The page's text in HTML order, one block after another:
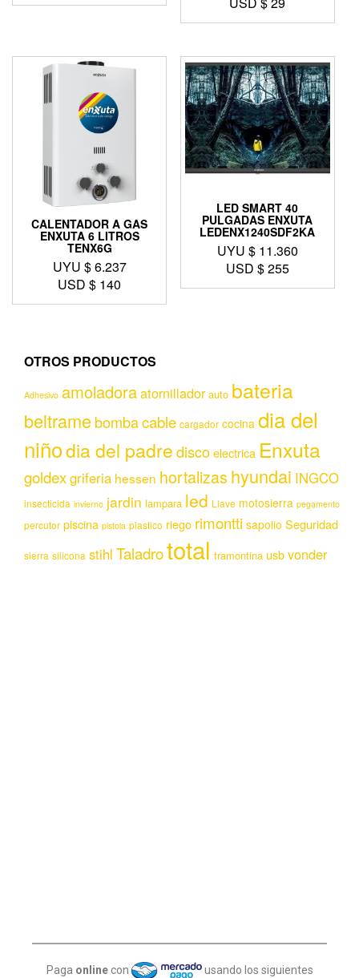
CALENTADOR A GAS
ENXUTA 6 LITROS
TENX6G
UYU $6.237
USD $ 140
LED SMART 40
PULGADAS ENXUTA
LEDENX1240SDF2KA
UYU $ 11.360
USD $255
OTROS PRODUCTOS
Adhesivo amoladoraatornillador auto bateria
beltramebombacable cargador cocina dia del
niñodia del padrediscoelectrica Enxuta
goldexgriferia hessen hortalizas hyundai INGCO
insecticida invierno jardin lampara led Llave motosierra pegamento
percutor piscina pistola plastico riego rimontti sapolio Seguridad
sierra silicona stihl Taladrototal tramontina usbvonder
Paga online con
usando los siguientes